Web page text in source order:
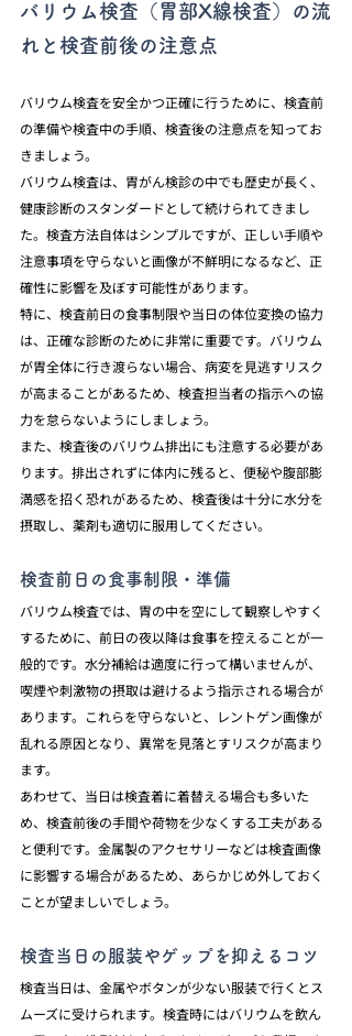
バリウム検査（胃部X線検査）の流
れと検査前後の注意点
バリウム検査を安全かつ正確に行うために、検査前
の準備や検査中の手順、検査後の注意点を知ってお
きましょう。
バリウム検査は、胃がん検診の中でも歴史が長く、
健康診断のスタンダードとして続けられてきまし
た。検査方法自体はシンプルですが、正しい手順や
注意事項を守らないと画像が不鮮明になるなど、正
確性に影響を及ぼす可能性があります。
特に、検査前日の食事制限や当日の体位変換の協力
は、正確な診断のために非常に重要です。バリウム
が胃全体に行き渡らない場合、病変を見逃すリスク
が高まることがあるため、検査担当者の指示への協
力を怠らないようにしましょう。
また、検査後のバリウム排出にも注意する必要があ
ります。排出されずに体内に残ると、便秘や腹部膨
満感を招く恐れがあるため、検査後は十分に水分を
摂取し、薬剤も適切に服用してください。
検査前日の食事制限・準備
バリウム検査では、胃の中を空にして観察しやすく
するために、前日の夜以降は食事を控えることが一
般的です。水分補給は適度に行って構いませんが、
喫煙や刺激物の摂取は避けるよう指示される場合が
あります。これらを守らないと、レントゲン画像が
乱れる原因となり、異常を見落とすリスクが高まり
ます。
あわせて、当日は検査着に着替える場合も多いた
め、検査前後の手間や荷物を少なくする工夫がある
と便利です。金属製のアクセサリーなどは検査画像
に影響する場合があるため、あらかじめ外しておく
ことが望ましいでしょう。
検査当日の服装やゲップを抑えるコツ
検査当日は、金属やボタンが少ない服装で行くとス
ムーズに受けられます。検査時にはバリウムを飲ん